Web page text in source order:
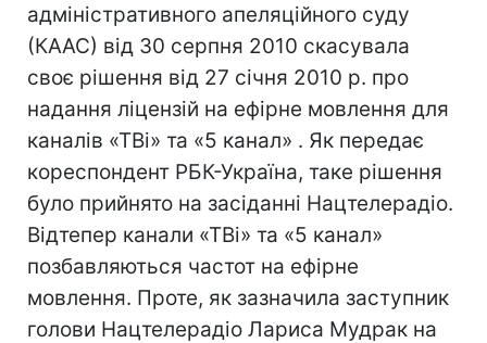
адміністративного апеляційного суду
(КААС) від 30 серпня 2010 скасувала
своє рішення від 27 січня 2010 р. про
надання ліцензій на ефірне мовлення для
каналів «ТВі» та «5 канал» . Як передає
кореспондент РБК-Україна, таке рішення
було прийнято на засіданні Нацтелерадіо.
Відтепер канали «ТВі» та «5 канал»
позбавляються частот на ефірне
мовлення. Проте, як зазначила заступник
голови Нацтелерадіо Лариса Мудрак на